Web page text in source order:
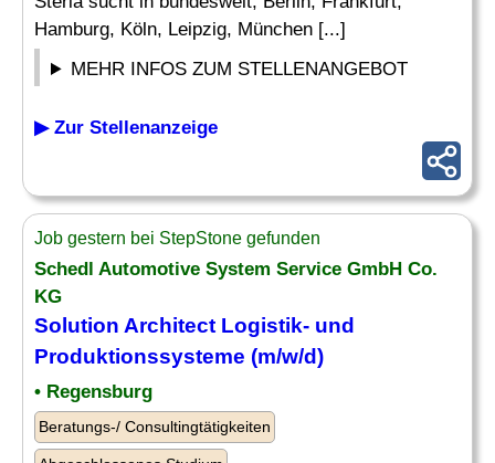
Hamburg, Köln, Leipzig, München [...]
MEHR INFOS ZUM STELLENANGEBOT
▶ Zur Stellenanzeige
Job gestern bei StepStone gefunden
Schedl Automotive System Service GmbH Co.
KG
Solution Architect Logistik- und
Produktionssysteme (m/w/d)
• Regensburg
Beratungs-/ Consultingtätigkeiten